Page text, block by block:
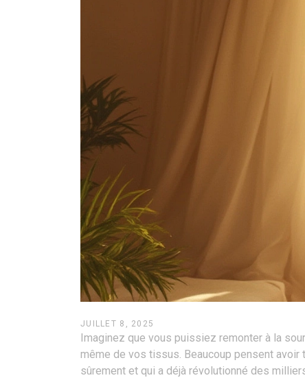
JUILLET 8, 2025
Imaginez que vous puissiez remonter à la
même de vos tissus. Beaucoup pensent
sûrement et qui a déjà révolutionné des